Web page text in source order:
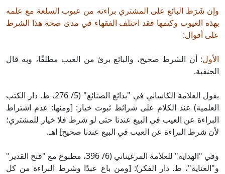
وإن شَرَط البائع على المشتري براءته من عيوب السلعة مع علمه
بهذه العيوب وكتمها فقد اختلف الفقهاء في مدى صحة هذا الشرط
على أقوال:
الأول: أن الشرط صحيح، والبائع برئ من العيب مطلقًا، وبه قال
الحنفية.
يقول العلامة الكاساني في "بدائع الصنائع" (5/ 276، ط. دار الكتب
العلمية) عند الكلام على شرائط ثبوت خيار: [ومنها: عدم اشتراط
البراءة عن العيب في البيع عندنا حتى لو شرط فلا خيار للمشتري؛
لأن شرط البراءة عن العيب في البيع عندنا صحيح] اهـ.
وفي "الهداية" للعلامة المرغيناني (6/ 396، مطبوع مع "فتح القدير"
و"العناية"، ط. دار الفكر): [ومن باع عبدًا وشرط البراءة من كل